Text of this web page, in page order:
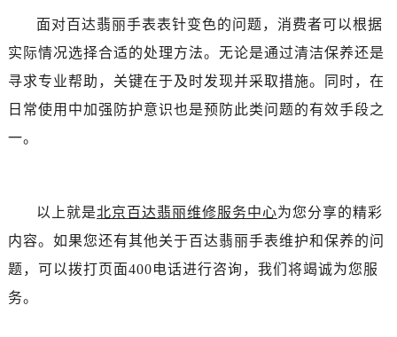
面对百达翡丽手表表针变色的问题，消费者可以根据
实际情况选择合适的处理方法。无论是通过清洁保养还是
寻求专业帮助，关键在于及时发现并采取措施。同时，在
日常使用中加强防护意识也是预防此类问题的有效手段之
一。
以上就是北京百达翡丽维修服务中心为您分享的精彩
内容。如果您还有其他关于百达翡丽手表维护和保养的问
题，可以拨打页面400电话进行咨询，我们将竭诚为您服
务。